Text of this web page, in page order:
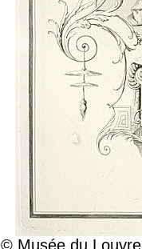
© Musée du